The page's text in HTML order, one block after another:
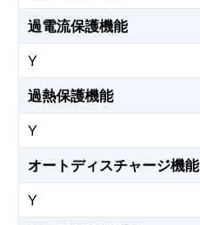
過電流保護機能
Y
過熱保護機能
Y
オートディスチャージ機能
Y